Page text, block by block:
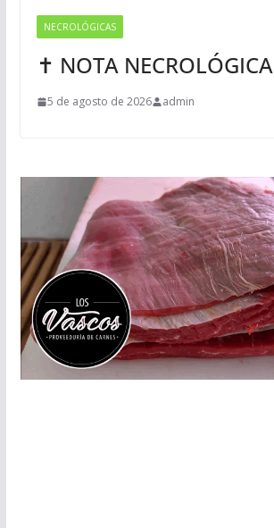
NECROLÓGICAS
✝ NOTA NECROLÓGICA
5 de agosto de 2026 admin